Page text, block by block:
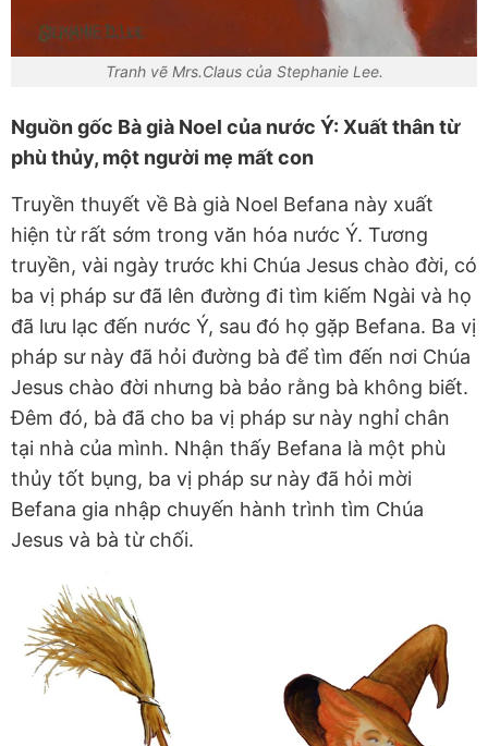
Tranh vẽ Mrs.Claus của Stephanie Lee.
Nguồn gốc Bà già Noel của nước Ý: Xuất thân từ
phù thủy, một người mẹ mất con
Truyền thuyết về Bà già Noel Befana này xuất
hiện từ rất sớm trong văn hóa nước Ý. Tương
truyền, vài ngày trước khi Chúa Jesus chào đời, có
ba vị pháp sư đã lên đường đi tìm kiếm Ngài và họ
đã lưu lạc đến nước Ý, sau đó họ gặp Befana. Ba vị
pháp sư này đã hỏi đường bà để tìm đến nơi Chúa
Jesus chào đời nhưng bà bảo rằng bà không biết.
Đêm đó, bà đã cho ba vị pháp sư này nghỉ chân
tại nhà của mình. Nhận thấy Befana là một phù
thủy tốt bụng, ba vị pháp sư này đã hỏi mời
Befana gia nhập chuyến hành trình tìm Chúa
Jesus và bà từ chối.